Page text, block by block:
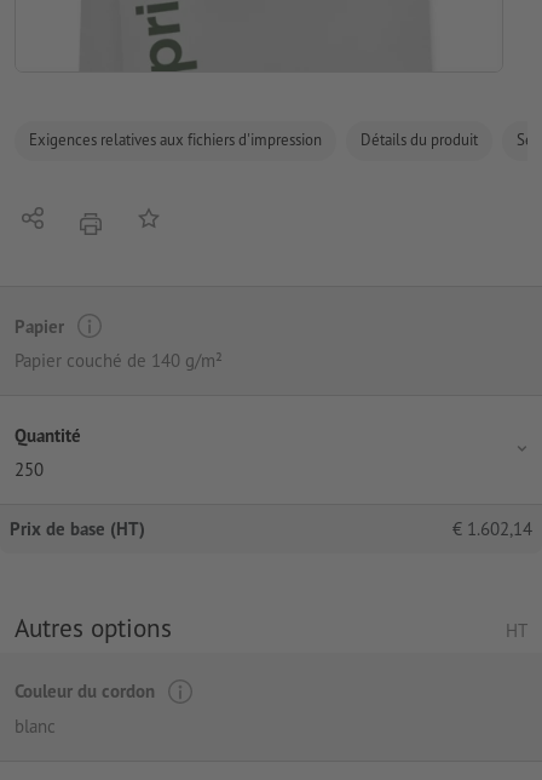
Exigences relatives aux fichiers d'impression Détails du produit
PartagerimprimerAjouter à liste d'article
Papier
Papier couché de 140 g/m²
Quantité
250
Prix de base (HT) € 1.602,14
Autres options HT
Couleur du cordon
blanc